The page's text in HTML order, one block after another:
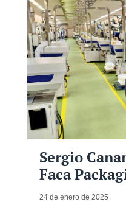
Sergio
Faca
24 de enero de 2025